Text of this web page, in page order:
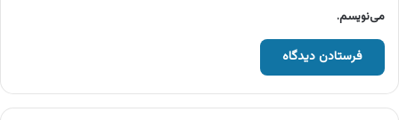
می‌نویسم.